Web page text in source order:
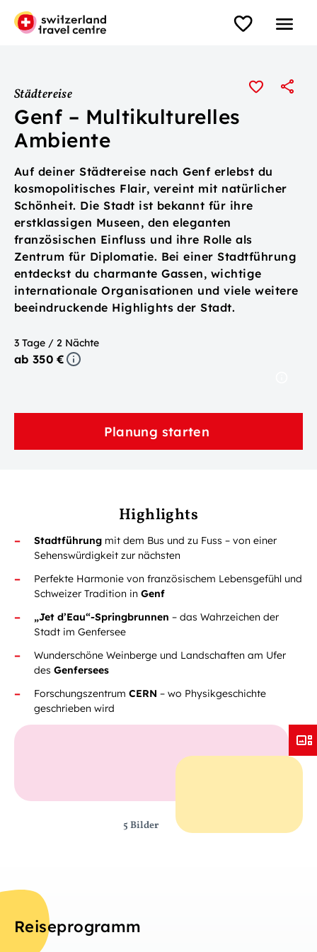
Städtereise
Genf – Multikulturelles
Ambiente
Auf deiner Städtereise nach Genf erlebst du
kosmopolitisches Flair, vereint mit natürlicher
Schönheit. Die Stadt ist bekannt für ihre
erstklassigen Museen, den eleganten
französischen Einfluss und ihre Rolle als
Zentrum für Diplomatie. Bei einer Stadtführung
entdeckst du charmante Gassen, wichtige
internationale Organisationen und viele weitere
beeindruckende Highlights der Stadt.
3 Tage / 2 Nächte
ab 350 €
Planung starten
Highlights
Stadtführung mit dem Bus und zu Fuss – von einer
Sehenswürdigkeit zur nächsten
Perfekte Harmonie von französischem Lebensgefühl und
Schweizer Tradition in Genf
„Jet d’Eau“-Springbrunnen – das Wahrzeichen der
Stadt im Genfersee
Wunderschöne Weinberge und Landschaften am Ufer
des Genfersees
Forschungszentrum CERN – wo Physikgeschichte
geschrieben wird
5 Bilder
Reiseprogramm